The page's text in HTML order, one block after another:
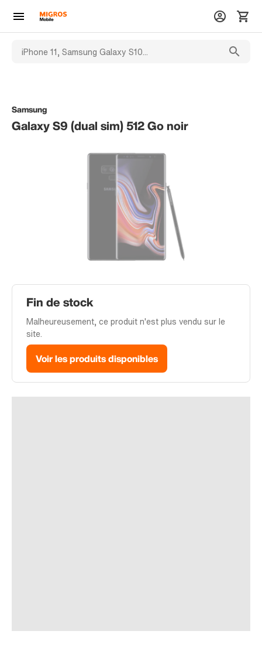
Samsung
Galaxy S9 (dual sim) 512 Go noir
Fin de stock
Malheureusement, ce produit n'est plus vendu sur le
site.
Voir les produits disponibles